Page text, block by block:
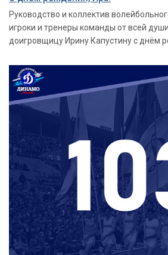
Руководство и коллектив
игроки и тренеры команды от всей
доигровщицу Ирину Капустину с днём